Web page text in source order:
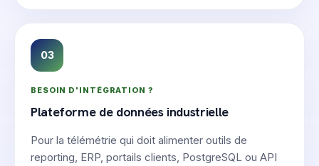
03
BESOIN D'INTÉGRATION ?
Plateforme de données industrielle
Pour la télémétrie qui doit alimenter outils de
reporting, ERP, portails clients, PostgreSQL ou API